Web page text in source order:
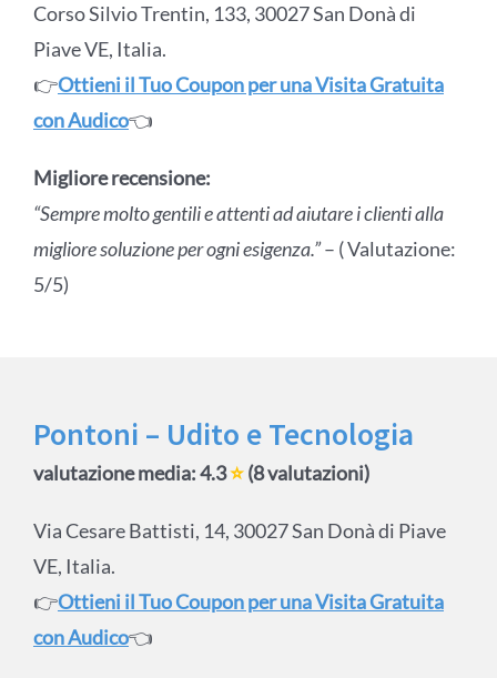
Corso Silvio Trentin, 133, 30027 San Donà di
Piave VE, Italia.
👉Ottieni il Tuo Coupon per una Visita Gratuita
con Audico👈
Migliore recensione:
“Sempre molto gentili e attenti ad aiutare i clienti alla
migliore soluzione per ogni esigenza.”– ( Valutazione:
5/5)
Pontoni – Udito e Tecnologia
valutazione media: 4.3⭐(8 valutazioni)
Via Cesare Battisti, 14, 30027 San Donà di Piave
VE, Italia.
👉Ottieni il Tuo Coupon per una Visita Gratuita
con Audico👈